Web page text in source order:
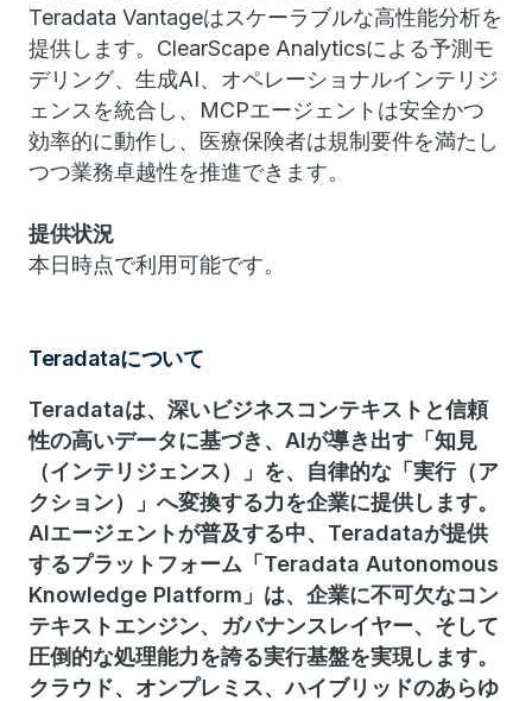
Teradata Vantageはスケーラブルな高性能分析を
提供します。ClearScape Analyticsによる予測モ
デリング、生成AI、オペレーショナルインテリジ
ェンスを統合し、MCPエージェントは安全かつ
効率的に動作し、医療保険者は規制要件を満たし
つつ業務卓越性を推進できます。
提供状況
本日時点で利用可能です。
Teradataについて
Teradataは、深いビジネスコンテキストと信頼
性の高いデータに基づき、AIが導き出す「知見
（インテリジェンス）」を、自律的な「実行（ア
クション）」へ変換する力を企業に提供します。
AIエージェントが普及する中、Teradataが提供
するプラットフォーム「Teradata Autonomous
Knowledge Platform」は、企業に不可欠なコン
テキストエンジン、ガバナンスレイヤー、そして
圧倒的な処理能力を誇る実行基盤を実現します。
クラウド、オンプレミス、ハイブリッドのあらゆ